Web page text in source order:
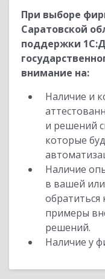
При выборе
Саратовской
поддержки
внимание на:
Наличие и
и решений
которые
Наличие
в вашей
примеры
решений.
Наличие у